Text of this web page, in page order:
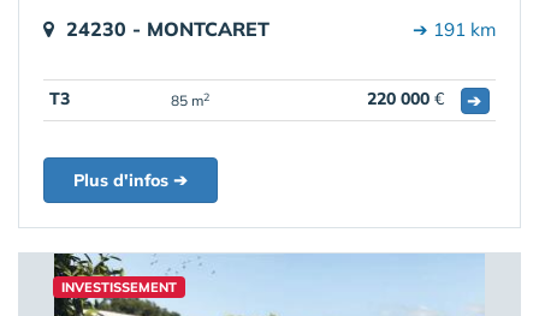
24230 - MONTCARET ➔ 191 km
T3 85 m2 220 000 € ➔
Plus d'infos ➔
INVESTISSEMENT